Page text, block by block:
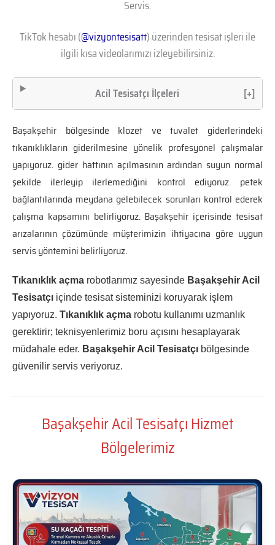
Servis.
TikTok hesabı (@vizyontesisatt) üzerinden tesisat işleri ile
ilgili kısa videolarımızı izleyebilirsiniz.
Acil Tesisatçı İlçeleri [+]
Başakşehir bölgesinde klozet ve tuvalet giderlerindeki
tıkanıklıkların giderilmesine yönelik profesyonel çalışmalar
yapıyoruz. gider hattının açılmasının ardından suyun normal
şekilde ilerleyip ilerlemediğini kontrol ediyoruz. petek
bağlantılarında meydana gelebilecek sorunları kontrol ederek
çalışma kapsamını belirliyoruz. Başakşehir içerisinde tesisat
arızalarının çözümünde müşterimizin ihtiyacına göre uygun
servis yöntemini belirliyoruz.
Tıkanıklık açma robotlarımız sayesinde Başakşehir Acil
Tesisatçı içinde tesisat sisteminizi koruyarak işlem
yapıyoruz. Tıkanıklık açma robotu kullanımı uzmanlık
gerektirir; teknisyenlerimiz boru açısını hesaplayarak
müdahale eder. Başakşehir Acil Tesisatçı bölgesinde
güvenilir servis veriyoruz.
Başakşehir Acil Tesisatçı Hizmet
Bölgelerimiz